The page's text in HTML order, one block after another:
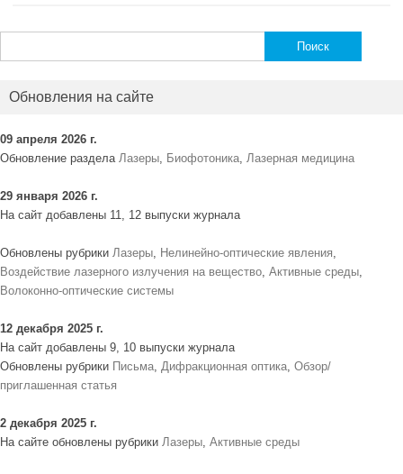
Обновления на сайте
09 апреля 2026 г.
Обновление раздела Лазеры, Биофотоника, Лазерная медицина
29 января 2026 г.
На сайт добавлены 11, 12 выпуски журнала
Обновлены рубрики Лазеры, Нелинейно-оптические явления,
Воздействие лазерного излучения на вещество, Активные среды,
Волоконно-оптические системы
12 декабря 2025 г.
На сайт добавлены 9, 10 выпуски журнала
Обновлены рубрики Письма, Дифракционная оптика, Обзор/
приглашенная статья
2 декабря 2025 г.
На сайте обновлены рубрики Лазеры, Активные среды